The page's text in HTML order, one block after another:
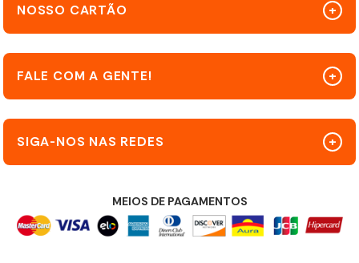
NOSSO CARTÃO
FALE COM A GENTE!
SIGA-NOS NAS REDES
MEIOS DE PAGAMENTOS